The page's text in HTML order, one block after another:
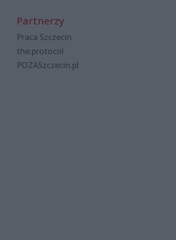
Partnerzy
Praca Szczecin
the:protocol
POZASzczecin.pl